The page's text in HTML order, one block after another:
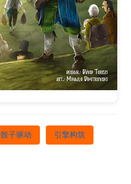
骰子驱动 引擎构筑